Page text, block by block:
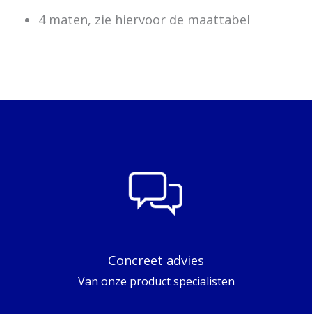
4 maten, zie hiervoor de maattabel
Concreet advies
Van onze product specialisten